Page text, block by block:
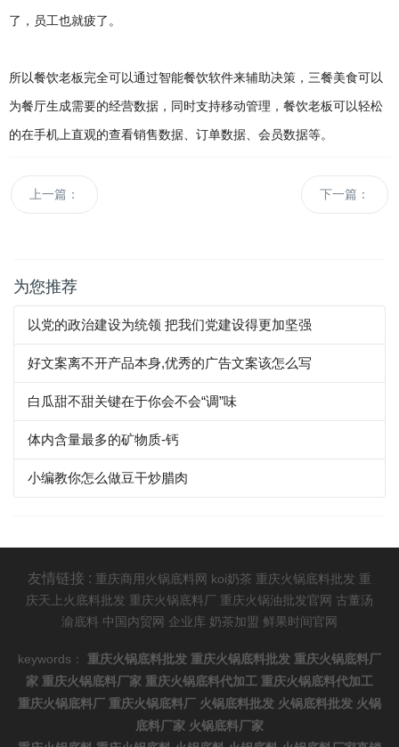
了，员工也就疲了。
所以餐饮老板完全可以通过智能餐饮软件来辅助决策，三餐美食可以
为餐厅生成需要的经营数据，同时支持移动管理，餐饮老板可以轻松
的在手机上直观的查看销售数据、订单数据、会员数据等。
上一篇： 下一篇：
为您推荐
以党的政治建设为统领 把我们党建设得更加坚强
好文案离不开产品本身,优秀的广告文案该怎么写
白瓜甜不甜关键在于你会不会“调”味
体内含量最多的矿物质-钙
小编教你怎么做豆干炒腊肉
友情链接 : 重庆商用火锅底料网 koi奶茶 重庆火锅底料批发 重
庆天上火底料批发 重庆火锅底料厂 重庆火锅油批发官网 古董汤
渝底料 中国内贸网 企业库 奶茶加盟 鲜果时间官网
keywords： 重庆火锅底料批发 重庆火锅底料批发 重庆火锅底料厂
家 重庆火锅底料厂家 重庆火锅底料代加工 重庆火锅底料代加工
重庆火锅底料厂 重庆火锅底料厂 火锅底料批发 火锅底料批发 火锅
底料厂家 火锅底料厂家